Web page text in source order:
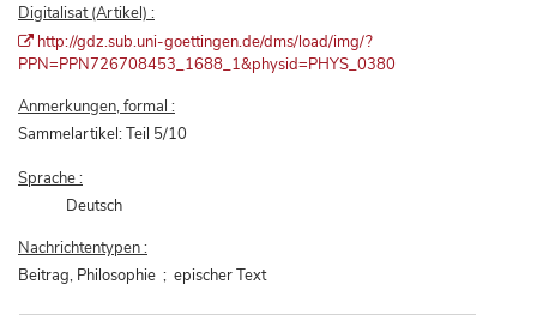
Digitalisat (Artikel) :
http://gdz.sub.uni-goettingen.de/dms/load/img/?
PPN=PPN726708453_1688_1&physid=PHYS_0380
Anmerkungen, formal :
Sammelartikel: Teil 5/10
Sprache :
Deutsch
Nachrichtentypen :
Beitrag, Philosophie ; epischer Text